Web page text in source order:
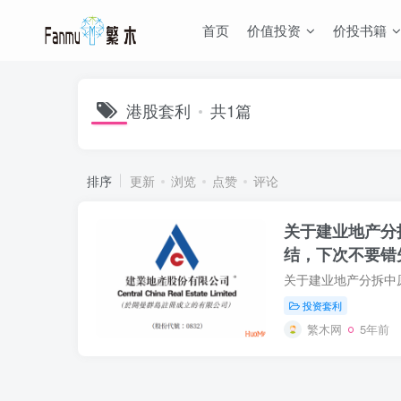
首页 价值投资 价投书籍
港股套利 共1篇
排序 更新 浏览 点赞 评论
关于建业地产
结，下次不要
投资套利
繁木网 5年前